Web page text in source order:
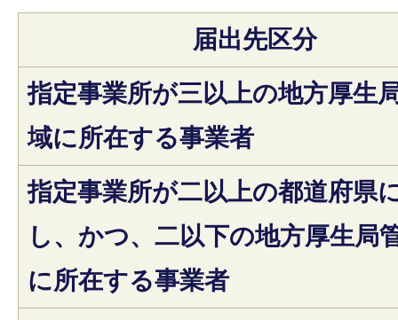
届出先区分
指定事業所が三以上の地方厚生
域に所在する事業者
指定事業所が二以上の都道府県
し、かつ、二以下の地方厚生局
に所在する事業者